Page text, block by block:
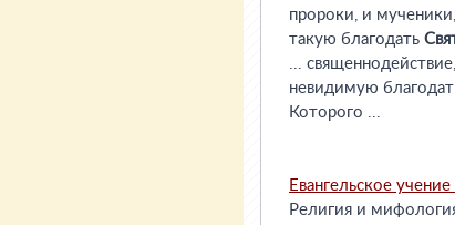
пророки, и
такую благодать
...
невидимую
Которого ...
Евангельское
Религия и